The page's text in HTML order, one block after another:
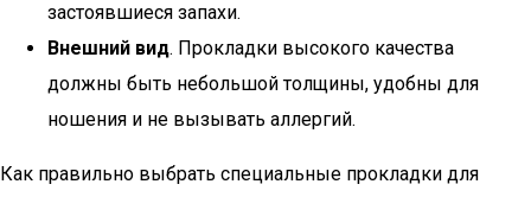
застоявшиеся запахи.
Внешний вид. Прокладки высокого качества
должны быть небольшой толщины, удобны для
ношения и не вызывать аллергий.
Как правильно выбрать специальные прокладки для